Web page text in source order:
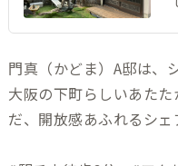
門真（かどま）A邸は、
大阪の下町らしいあた
だ、開放感あふれるシェ